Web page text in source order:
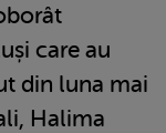
care au
din luna mai
Halima